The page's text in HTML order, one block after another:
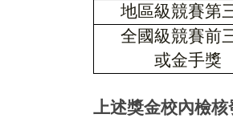
地區級競賽第
全國級競賽前
或金手獎
上述獎金校內檢核